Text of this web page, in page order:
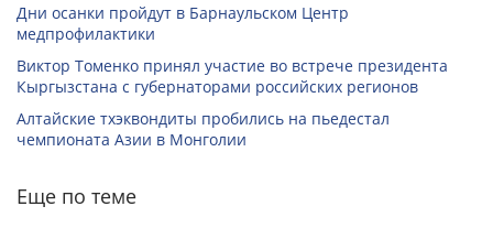
Дни осанки пройдут в Барнаульском Центр
медпрофилактики
Виктор Томенко принял участие во встрече президента
Кыргызстана с губернаторами российских регионов
Алтайские тхэквондиты пробились на пьедестал
чемпионата Азии в Монголии
Еще по теме